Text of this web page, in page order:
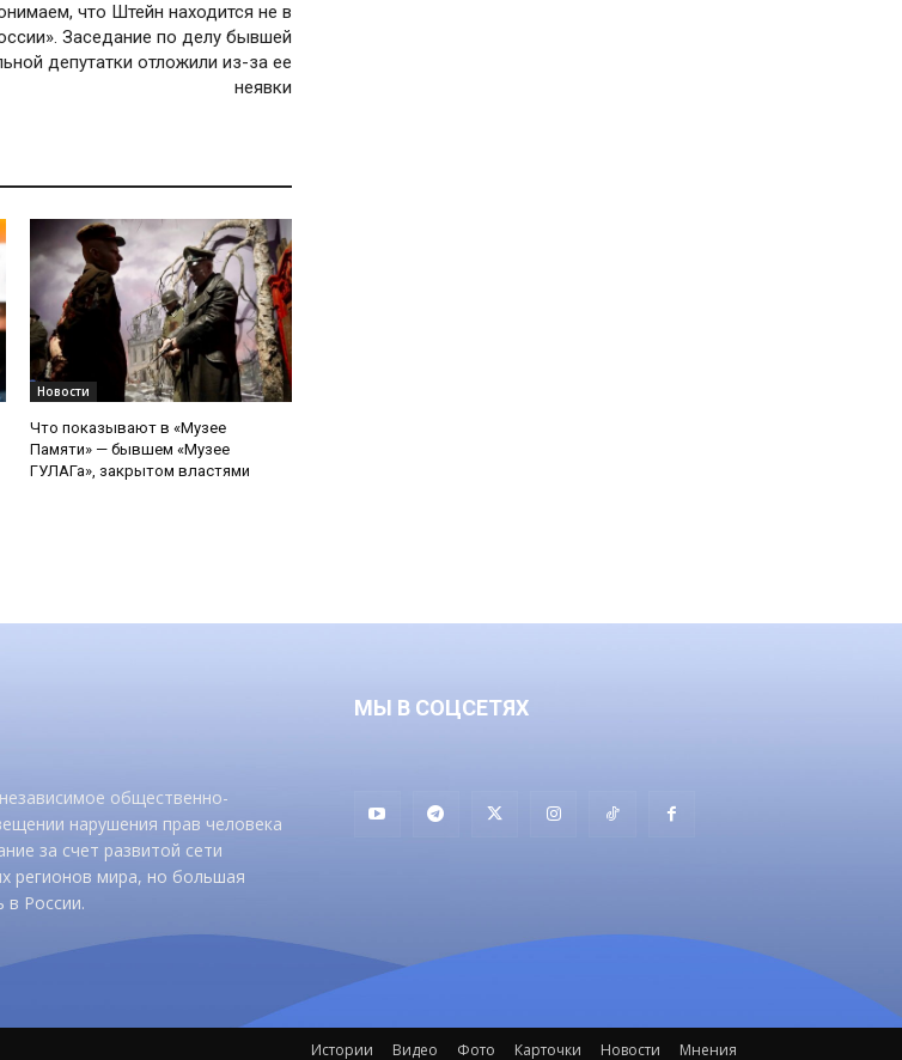
что Штейн находится не в
Заседание по делу бывшей
депутатки отложили из-за ее
неявки
Новости
Что показывают в «Музее
Памяти» — бывшем «Музее
ГУЛАГа», закрытом властями
общественно-
нарушения прав человека
за счет развитой сети
регионов мира, но большая
в России.
МЫ В СОЦСЕТЯХ
Истории Видео Фото Карточки Новости Мнения